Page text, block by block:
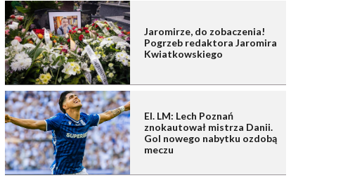
Jaromirze, do zobaczenia!
Pogrzeb redaktora Jaromira
Kwiatkowskiego
El. LM: Lech Poznań
znokautował mistrza Danii.
Gol nowego nabytku ozdobą
meczu